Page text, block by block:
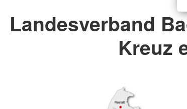
Landesverband
Kreuz